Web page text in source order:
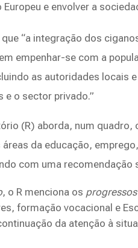
e envolver a
“a integração dos
empenhar-se com a
as autoridades locais
e o sector privado.”
(R) aborda, num
da educação,
com uma
, o R menciona os progressos
formação vocacional e
da atenção à